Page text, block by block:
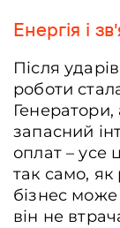
Енергія і
Після
роботи
Генератори,
запасний
оплат – усе
так само,
бізнес
він не